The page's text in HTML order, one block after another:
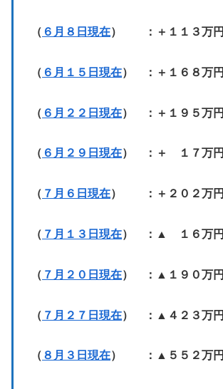
（ ６月８日現在） ：＋１１３万円
（ ６月１５日現在） ：＋１６８万円
（ ６月２２日現在） ：＋１９５万円
（ ６月２９日現在） ：＋ １７万円
（ ７月６日現在） ：＋２０２万円
（ ７月１３日現在） ：▲ １６万円
（ ７月２０日現在） ：▲１９０万円
（ ７月２７日現在） ：▲４２３万円
（ ８月３日現在） ：▲５５２万円